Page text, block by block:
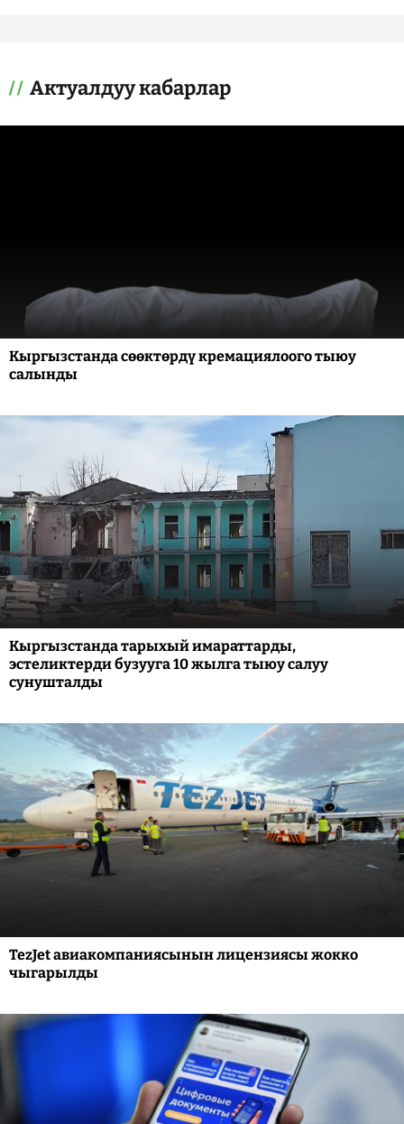
Актуалдуу кабарлар
Кыргызстанда сөөктөрдү кремациялоого тыюу
салынды
Кыргызстанда тарыхый имараттарды,
эстеликтерди бузууга 10 жылга тыюу салуу
сунушталды
TezJet авиакомпаниясынын лицензиясы жокко
чыгарылды